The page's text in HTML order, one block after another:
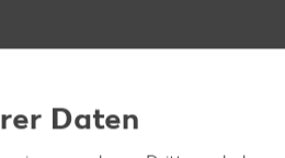
Daten